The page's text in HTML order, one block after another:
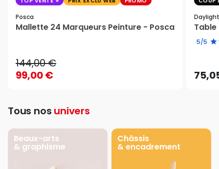
Posca
Mallette 24 Marqueurs Peinture - Posca
144,00 €
99,00 €
Daylight
Table
5/5
Tous nos univers
Beaux-arts
& graphisme
Châssis
& encadrement